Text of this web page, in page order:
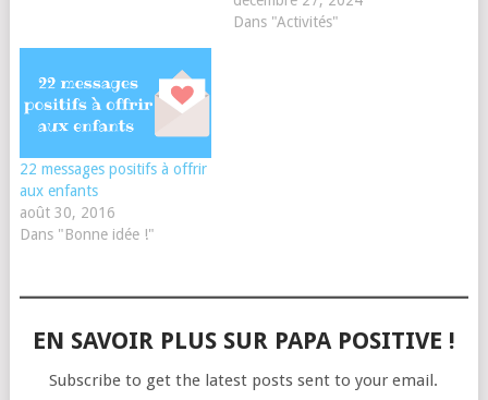
Dans "Activités"
22 messages positifs à offrir
aux enfants
août 30, 2016
Dans "Bonne idée !"
EN SAVOIR PLUS SUR PAPA POSITIVE !
Subscribe to get the latest posts sent to your email.